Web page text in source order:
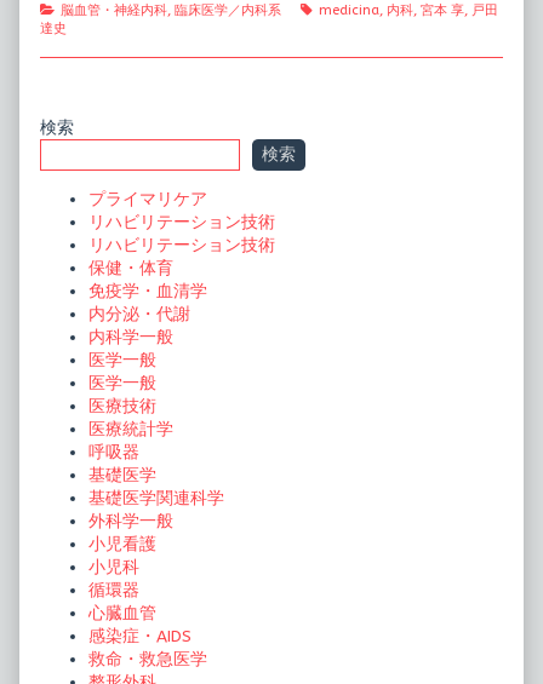
Categories
脳血管・神経内科, 臨床医学／内科系 Tags
medicina, 内科, 宮本 享, 戸田
達史
Primary
Sidebar
検索
検索
プライマリケア
リハビリテーション技術
リハビリテーション技術
保健・体育
免疫学・血清学
内分泌・代謝
内科学一般
医学一般
医学一般
医療技術
医療統計学
呼吸器
基礎医学
基礎医学関連科学
外科学一般
小児看護
小児科
循環器
心臓血管
感染症・AIDS
救命・救急医学